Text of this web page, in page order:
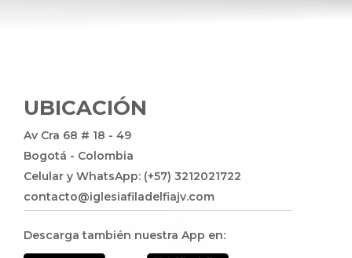
UBICACIÓN
Av Cra 68 # 18 - 49
Bogotá - Colombia
Celular y WhatsApp: (+57) 3212021722
contacto@iglesiafiladelfiajv.com
Descarga también nuestra App en: